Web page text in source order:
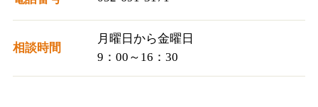
相談時間
月曜日から金曜日
9：00～16：30